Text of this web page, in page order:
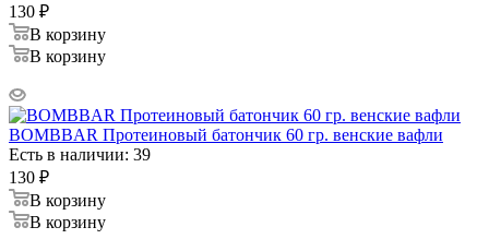
130 ₽
В корзину
В корзину
BOMBBAR Протеиновый батончик 60 гр. венские вафли
Есть в наличии: 39
130 ₽
В корзину
В корзину